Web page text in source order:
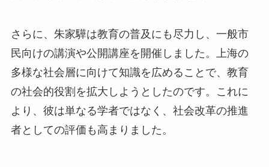
さらに、朱家驊は教育の普及にも尽力し、一般市
民向けの講演や公開講座を開催しました。上海の
多様な社会層に向けて知識を広めることで、教育
の社会的役割を拡大しようとしたのです。これに
より、彼は単なる学者ではなく、社会改革の推進
者としての評価も高まりました。